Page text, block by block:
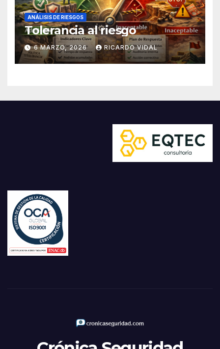
ANÁLISIS DE RIESGOS
Tolerancia al riesgo
6 MARZO, 2026 RICARDO VIDAL